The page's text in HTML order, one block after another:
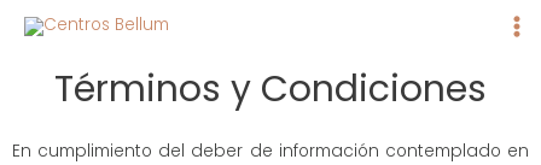
Términos y Condiciones
En cumplimiento del deber de información contemplado en